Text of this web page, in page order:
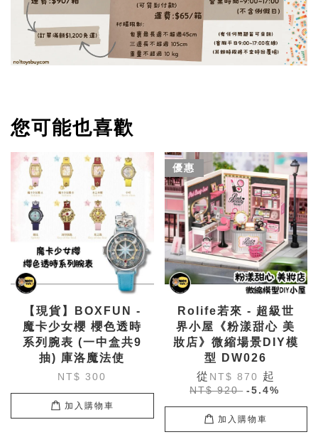
您可能也喜歡
【現貨】BOXFUN -
魔卡少女櫻 櫻色透時
系列腕表 (一中盒共9
抽) 庫洛魔法使
NT$ 300
加入購物車
優惠
Rolife若來 - 超級世
界小屋《粉漾甜心 美
妝店》微縮場景DIY模
型 DW026
從 NT$ 870 起
NT$ 920 -5.4%
加入購物車